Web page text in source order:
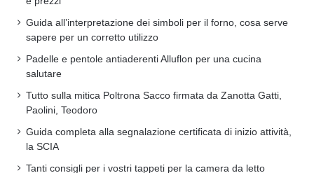
Guida all’interpretazione dei simboli per il forno, cosa serve
sapere per un corretto utilizzo
Padelle e pentole antiaderenti Alluflon per una cucina
salutare
Tutto sulla mitica Poltrona Sacco firmata da Zanotta Gatti,
Paolini, Teodoro
Guida completa alla segnalazione certificata di inizio attività,
la SCIA
Tanti consigli per i vostri tappeti per la camera da letto